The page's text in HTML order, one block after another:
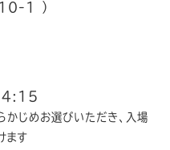
1 ）
じめお選びいただき、入場
ます